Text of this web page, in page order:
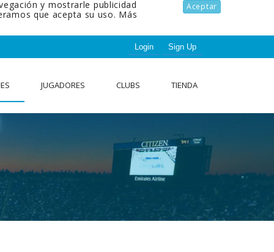
Aceptar
y mostrarle publicidad
que acepta su uso. Más
Login Sign Up
JUGADORES CLUBS TIENDA